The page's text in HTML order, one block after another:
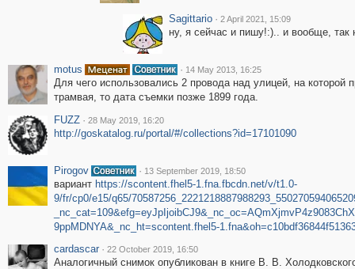
Sagittario · 2 April 2021, 15:09
ну, я сейчас и пишу!:).. и вообще, так
motus · 14 May 2013, 16:25
Для чего использовались 2 провода над улицей, на
трамвая, то дата съемки позже 1899 года.
FUZZ · 28 May 2019, 16:20
http://goskatalog.ru/portal/#/collections?id=17101090
Pirogov · 13 September 2019, 18:50
вариант https://scontent.fhel5-1.fna.fbcdn.net/v/t1.0-
9/fr/cp0/e15/q65/
9ppMDNYA&_nc_ht=scontent.fhel5-
cardascar · 22 October 2019, 16:50
Аналогичный снимок опубликован в книге В. В.